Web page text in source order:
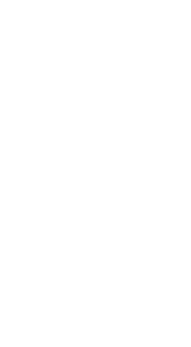
vsi